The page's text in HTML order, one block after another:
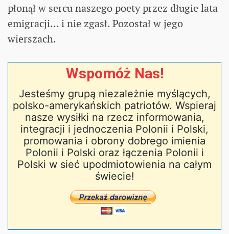
płonął w sercu naszego poety przez długie lata
emigracji... i nie zgasł. Pozostał w jego
wierszach.
Wspomóż Nas!
Jesteśmy grupą niezależnie myślących,
polsko-amerykańskich patriotów. Wspieraj
nasze wysiłki na rzecz informowania,
integracji i jednoczenia Polonii i Polski,
promowania i obrony dobrego imienia
Polonii i Polski oraz łączenia Polonii i
Polski w sieć upodmiotowienia na całym
świecie!